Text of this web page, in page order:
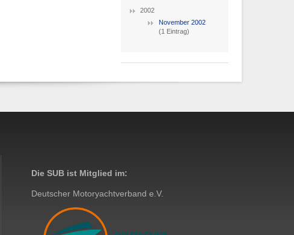
2002
November 2002
(1 Eintrag)
Die SUB ist Mitglied im:
Deutscher Motoryachtverband e.V.